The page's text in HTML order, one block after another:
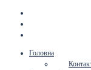
Головна